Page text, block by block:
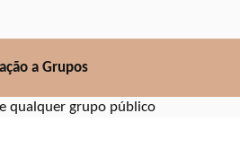
a Grupos
qualquer grupo público